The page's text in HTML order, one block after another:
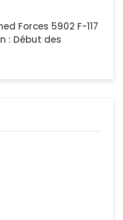
Forces 5902 F-117
: Début des